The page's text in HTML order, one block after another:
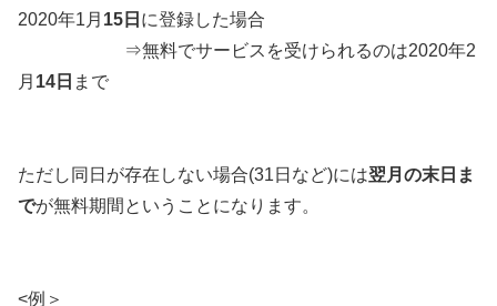
2020年1月 15日 に登録した場合
⇒無料でサービスを受けられるのは2020年2
月 14日 まで
ただし同日が存在しない場合(31日など)には翌月の末日ま
でが無料期間ということになります。
<例＞